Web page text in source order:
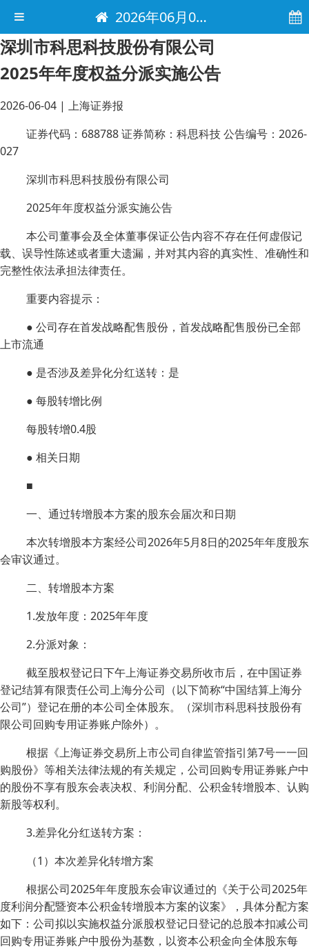
2026年06月04日 电子报
深圳市科思科技股份有限公司
2025年年度权益分派实施公告
2026-06-04 | 上海证券报
证券代码：688788 证券简称：科思科技 公告编号：2026-
027
深圳市科思科技股份有限公司
2025年年度权益分派实施公告
本公司董事会及全体董事保证公告内容不存在任何虚假记
载、误导性陈述或者重大遗漏，并对其内容的真实性、准确性和
完整性依法承担法律责任。
重要内容提示：
● 公司存在首发战略配售股份，首发战略配售股份已全部
上市流通
● 是否涉及差异化分红送转：是
● 每股转增比例
每股转增0.4股
● 相关日期
■
一、通过转增股本方案的股东会届次和日期
本次转增股本方案经公司2026年5月8日的2025年年度股东
会审议通过。
二、转增股本方案
1.发放年度：2025年年度
2.分派对象：
截至股权登记日下午上海证券交易所收市后，在中国证券
登记结算有限责任公司上海分公司（以下简称“中国结算上海分
公司”）登记在册的本公司全体股东。（深圳市科思科技股份有
限公司回购专用证券账户除外）。
根据《上海证券交易所上市公司自律监管指引第7号一一回
购股份》等相关法律法规的有关规定，公司回购专用证券账户中
的股份不享有股东会表决权、利润分配、公积金转增股本、认购
新股等权利。
3.差异化分红送转方案：
（1）本次差异化转增方案
根据公司2025年年度股东会审议通过的《关于公司2025年
度利润分配暨资本公积金转增股本方案的议案》，具体分配方案
如下：公司拟以实施权益分派股权登记日登记的总股本扣减公司
回购专用证券账户中股份为基数，以资本公积金向全体股东每